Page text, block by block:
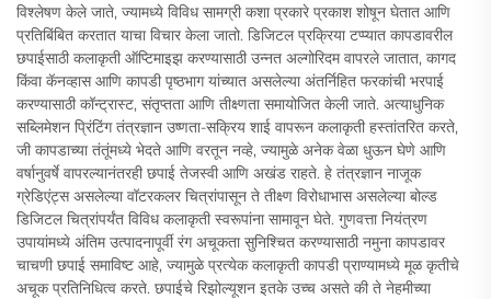
विश्लेषण केले जाते, ज्यामध्ये विविध सामग्री कशा प्रकारे प्रकाश शोषून घेतात आणि
प्रतिबिंबित करतात याचा विचार केला जातो. डिजिटल प्रक्रिया टप्प्यात कापडावरील
छपाईसाठी कलाकृती ऑप्टिमाइझ करण्यासाठी उन्नत अल्गोरिदम वापरले जातात, कागद
किंवा कॅनव्हास आणि कापडी पृष्ठभाग यांच्यात असलेल्या अंतर्निहित फरकांची भरपाई
करण्यासाठी कॉन्ट्रास्ट, संतृप्तता आणि तीक्ष्णता समायोजित केली जाते. अत्याधुनिक
सब्लिमेशन प्रिंटिंग तंत्रज्ञान उष्णता-सक्रिय शाई वापरून कलाकृती हस्तांतरित करते,
जी कापडाच्या तंतूंमध्ये भेदते आणि वरतून नव्हे, ज्यामुळे अनेक वेळा धुऊन घेणे आणि
वर्षानुवर्षे वापरल्यानंतरही छपाई तेजस्वी आणि अखंड राहते. हे तंत्रज्ञान नाजूक
ग्रेडिएंट्स असलेल्या वॉटरकलर चित्रांपासून ते तीक्ष्ण विरोधाभास असलेल्या बोल्ड
डिजिटल चित्रांपर्यंत विविध कलाकृती स्वरूपांना सामावून घेते. गुणवत्ता नियंत्रण
उपायांमध्ये अंतिम उत्पादनापूर्वी रंग अचूकता सुनिश्चित करण्यासाठी नमुना कापडावर
चाचणी छपाई समाविष्ट आहे, ज्यामुळे प्रत्येक कलाकृती कापडी प्राण्यामध्ये मूळ कृतीचे
अचूक प्रतिनिधित्व करते. छपाईचे रिझोल्यूशन इतके उच्च असते की ते नेहमीच्या